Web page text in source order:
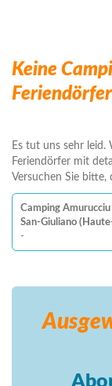
Keine
Es tut uns sehr leid.
Feriendörfer mit
Versuchen Sie bitte,
Camping Amurucciu
San-Giuliano
-